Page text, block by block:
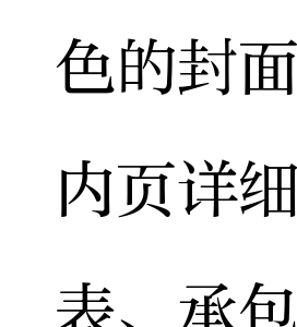
色的封
内页详
表、承